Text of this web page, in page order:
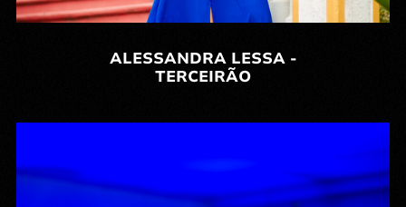
ALESSANDRA LESSA -
TERCEIRÃO